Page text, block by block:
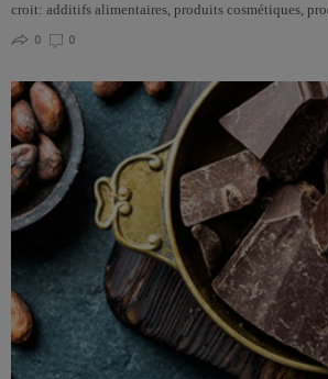
croit: additifs alimentaires, produits cosmétiques,
0
0